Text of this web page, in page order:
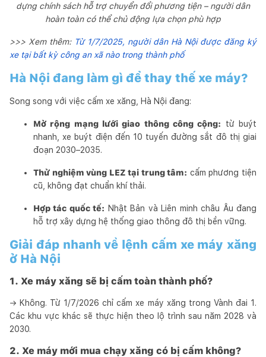
dựng chính sách hỗ trợ chuyển đổi phương tiện – người dân
hoàn toàn có thể chủ động lựa chọn phù hợp
>>> Xem thêm: Từ 1/7/2025, người dân Hà Nội được đăng ký
xe tại bất kỳ công an xã nào trong thành phố
Hà Nội đang làm gì để thay thế xe máy?
Song song với việc cấm xe xăng, Hà Nội đang:
Mở rộng mạng lưới giao thông công cộng: từ buýt
nhanh, xe buýt điện đến 10 tuyến đường sắt đô thị giai
đoạn 2030–2035.
Thử nghiệm vùng LEZ tại trung tâm: cấm phương tiện
cũ, không đạt chuẩn khí thải.
Hợp tác quốc tế: Nhật Bản và Liên minh châu Âu đang
hỗ trợ xây dựng hệ thống giao thông đô thị bền vững.
Giải đáp nhanh về lệnh cấm xe máy xăng
ở Hà Nội
1. Xe máy xăng sẽ bị cấm toàn thành phố?
→ Không. Từ 1/7/2026 chỉ cấm xe máy xăng trong Vành đai 1.
Các khu vực khác sẽ thực hiện theo lộ trình sau năm 2028 và
2030.
2. Xe máy mới mua chạy xăng có bị cấm không?